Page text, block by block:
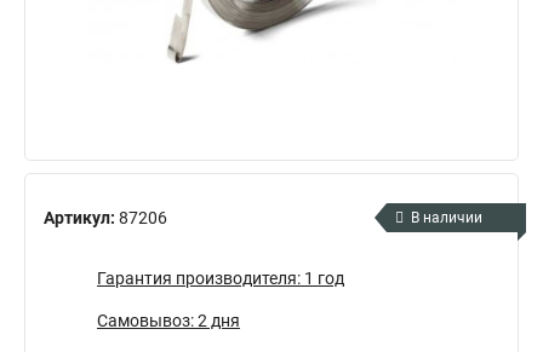
Артикул: 87206 В наличии
Гарантия производителя: 1 год
Самовывоз: 2 дня